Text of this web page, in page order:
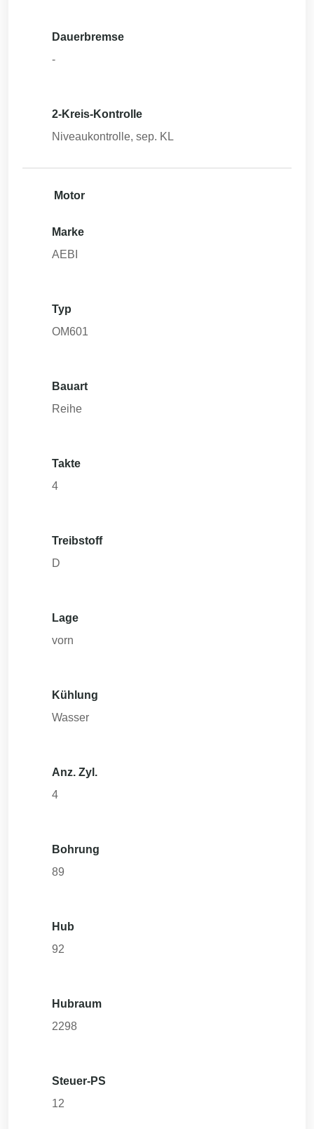
Dauerbremse
-
2-Kreis-Kontrolle
Niveaukontrolle, sep. KL
Motor
Marke
AEBI
Typ
OM601
Bauart
Reihe
Takte
4
Treibstoff
D
Lage
vorn
Kühlung
Wasser
Anz. Zyl.
4
Bohrung
89
Hub
92
Hubraum
2298
Steuer-PS
12